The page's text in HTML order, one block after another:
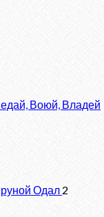
Воюй, Владей
Одал 2